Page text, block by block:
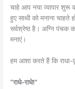
चाहे आप नया व्यापार शुरू
हुए साथी को मनाना चाहते
सर्वश्रेष्ठ है। अग्नि पंचक
मनाएं।
हम आशा करते हैं कि राधा-
“राधे-राधे!”